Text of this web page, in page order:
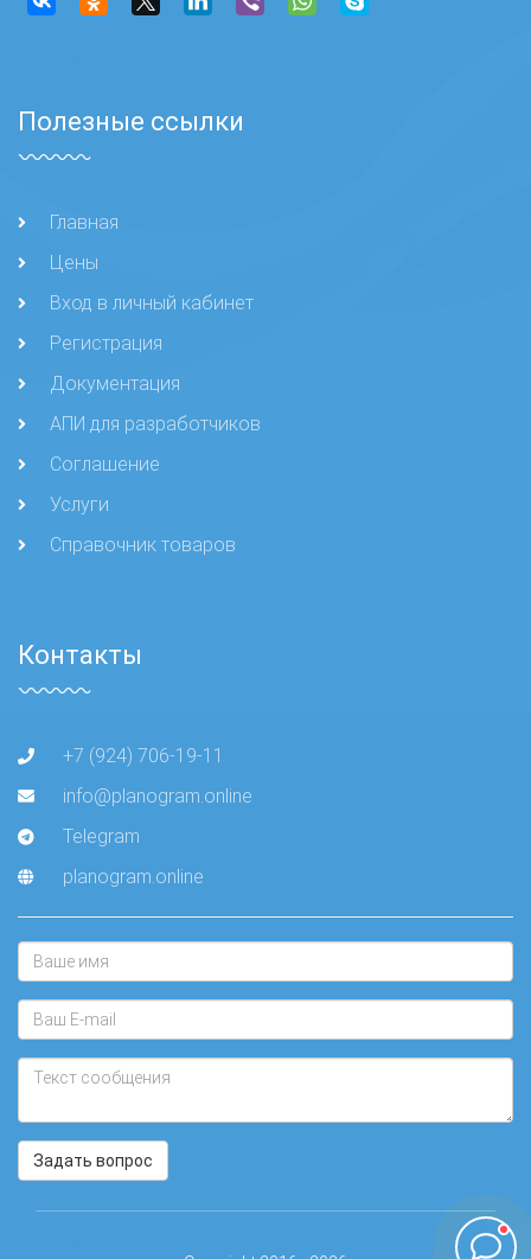
Полезные ссылки
Главная
Цены
Вход в личный кабинет
Регистрация
Документация
АПИ для разработчиков
Соглашение
Услуги
Справочник товаров
Контакты
+7 (924) 706-19-11
info@planogram.online
Telegram
planogram.online
Задать вопрос